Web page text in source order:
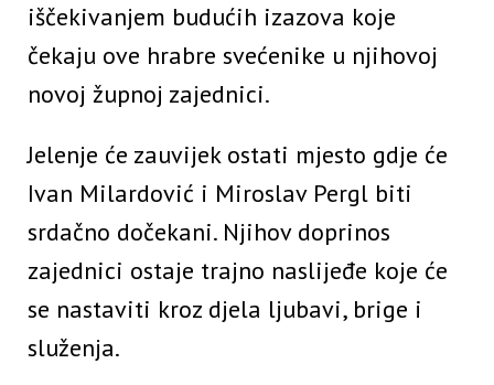
iščekivanjem budućih izazova koje
čekaju ove hrabre svećenike u njihovoj
novoj župnoj zajednici.
Jelenje će zauvijek ostati mjesto gdje će
Ivan Milardović i Miroslav Pergl biti
srdačno dočekani. Njihov doprinos
zajednici ostaje trajno naslijeđe koje će
se nastaviti kroz djela ljubavi, brige i
služenja.